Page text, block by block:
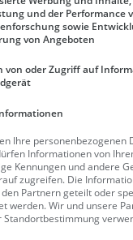
Wietzendorf
Wietzendorf.
die perfekte
einen
klettern.
über dem
Abenteuer und
Wietzendorf
und der Performance
sowie
von Angeboten
von oder Zugriff auf
Ihre personenbezogenen
Informationen von
Kennungen und andere
zugreifen. Die
Partnern geteilt oder
werden. Wir und unsere
Standortbestimmung